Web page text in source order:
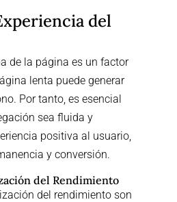
del
de la página es un factor
lenta puede generar
Por tanto, es esencial
sea fluida y
positiva al usuario,
y conversión.
del Rendimiento
del rendimiento son